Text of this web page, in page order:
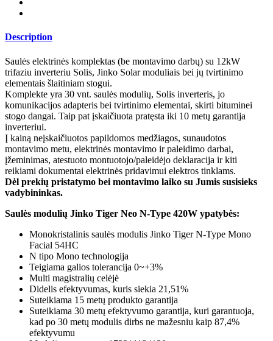
Description
Saulės elektrinės komplektas (be montavimo darbų) su 12kW
trifaziu inverteriu Solis, Jinko Solar moduliais bei jų tvirtinimo
elementais šlaitiniam stogui.
Komplekte yra 30 vnt. saulės modulių, Solis inverteris, jo
komunikacijos adapteris bei tvirtinimo elementai, skirti bituminei
stogo dangai. Taip pat įskaičiuota pratęsta iki 10 metų garantija
inverteriui.
Į kainą neįskaičiuotos papildomos medžiagos, sunaudotos
montavimo metu, elektrinės montavimo ir paleidimo darbai,
įžeminimas, atestuoto montuotojo/paleidėjo deklaracija ir kiti
reikiami dokumentai elektrinės pridavimui elektros tinklams.
Dėl prekių pristatymo bei montavimo laiko su Jumis susisieks
vadybininkas.
Saulės modulių Jinko Tiger Neo N-Type 420W ypatybės:
Monokristalinis saulės modulis Jinko Tiger N-Type Mono
Facial 54HC
N tipo Mono technologija
Teigiama galios tolerancija 0~+3%
Multi magistralių celėjė
Didelis efektyvumas, kuris siekia 21,51%
Suteikiama 15 metų produkto garantija
Suteikiama 30 metų efektyvumo garantija, kuri garantuoja,
kad po 30 metų modulis dirbs ne mažesniu kaip 87,4%
efektyvumu